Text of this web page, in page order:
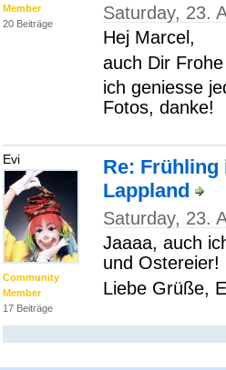
Member
20 Beiträge
Saturday, 23.
Hej Marcel,
auch Dir
ich geniesse
Fotos, danke!
Evi
Community
Member
17 Beiträge
Re: Frühling
Lappland
Saturday, 23.
Jaaaa, auch
und Ostereier!
Liebe Grüße,